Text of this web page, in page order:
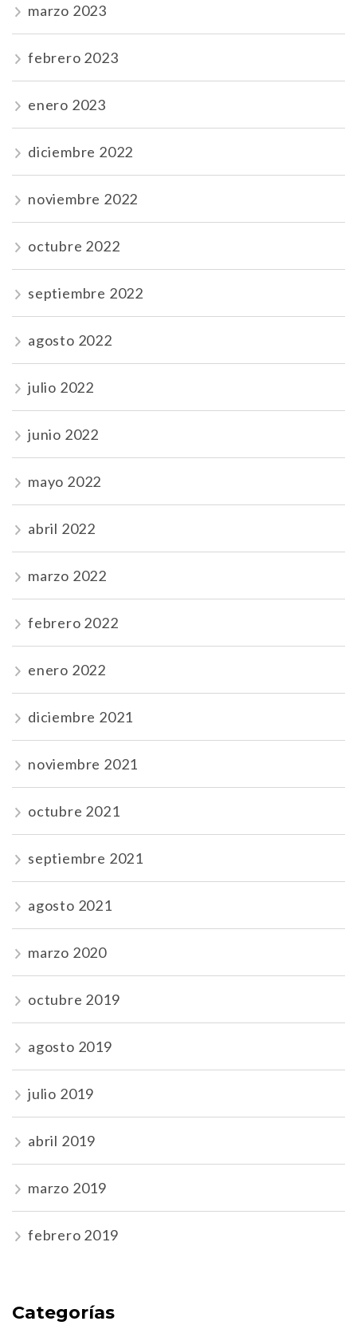
marzo 2023
febrero 2023
enero 2023
diciembre 2022
noviembre 2022
octubre 2022
septiembre 2022
agosto 2022
julio 2022
junio 2022
mayo 2022
abril 2022
marzo 2022
febrero 2022
enero 2022
diciembre 2021
noviembre 2021
octubre 2021
septiembre 2021
agosto 2021
marzo 2020
octubre 2019
agosto 2019
julio 2019
abril 2019
marzo 2019
febrero 2019
Categorías